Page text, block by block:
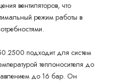
вентиляторов, что
режим работы в
подходит для систем
теплоносителя до
до 16 бар. Он